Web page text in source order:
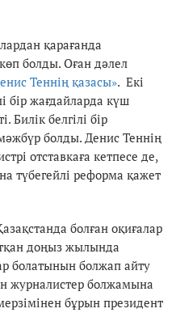
қарағанда
болды. Оған дәлел
Теннің қазасы». Екі
бір жағдайларда күш
Билік белгілі бір
болды. Денис Теннің
отставкаға кетпесе де,
түбегейлі реформа қажет
болған оқиғалар
доңыз жылында
болатынын болжап айту
журналистер болжамына
бұрын президент